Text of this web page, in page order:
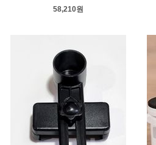
58,210원